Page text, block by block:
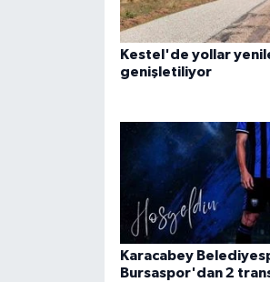
Kestel'de yollar
genişletiliyor
Karacabey
Bursaspor'dan 2
TEKNOLOJİ
Yerel Haberler